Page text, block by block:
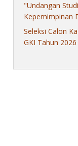
"Undangan
Kepemimpinan
Seleksi Calon
GKI Tahun 2026